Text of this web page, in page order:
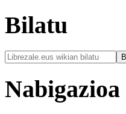
Bilatu
Nabigazioa